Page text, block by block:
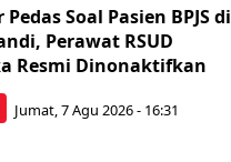
Soal Pasien BPJS di
Perawat RSUD
Resmi Dinonaktifkan
Jumat, 7 Agu 2026 - 16:31